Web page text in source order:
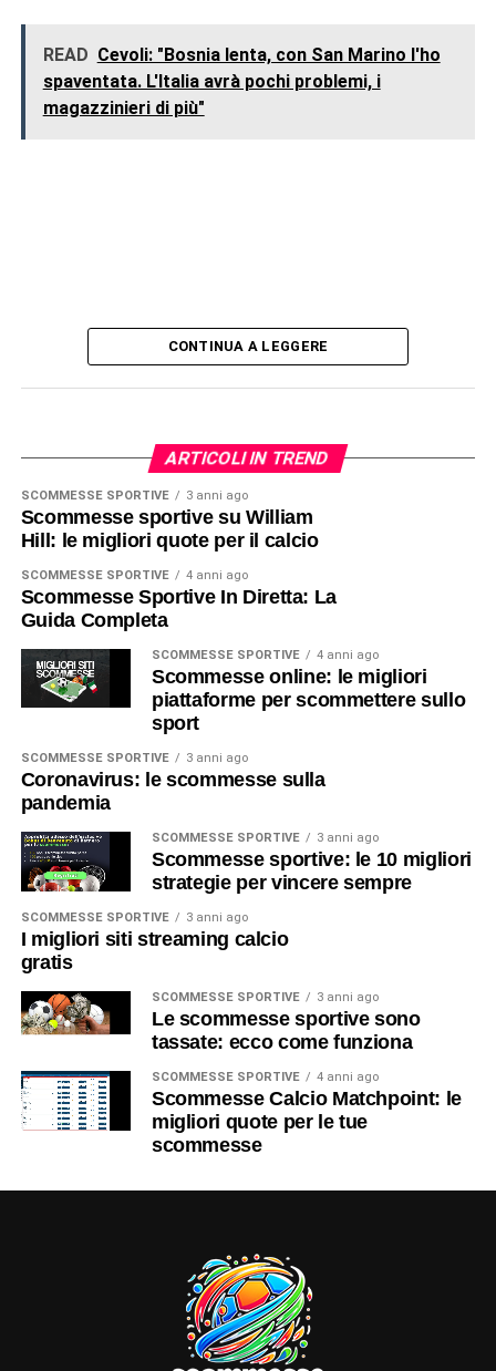
READ Cevoli: "Bosnia lenta, con San Marino l'ho
spaventata. L'Italia avrà pochi problemi, i
magazzinieri di più"
CONTINUA A LEGGERE
ARTICOLI IN TREND
SCOMMESSE SPORTIVE 3 anni ago
Scommesse sportive su William
Hill: le migliori quote per il calcio
SCOMMESSE SPORTIVE 4 anni ago
Scommesse Sportive In Diretta: La
Guida Completa
SCOMMESSE SPORTIVE 4 anni ago
Scommesse online: le migliori
piattaforme per scommettere sullo
sport
SCOMMESSE SPORTIVE 3 anni ago
Coronavirus: le scommesse sulla
pandemia
SCOMMESSE SPORTIVE 3 anni ago
Scommesse sportive: le 10 migliori
strategie per vincere sempre
SCOMMESSE SPORTIVE 3 anni ago
I migliori siti streaming calcio
gratis
SCOMMESSE SPORTIVE 3 anni ago
Le scommesse sportive sono
tassate: ecco come funziona
SCOMMESSE SPORTIVE 4 anni ago
Scommesse Calcio Matchpoint: le
migliori quote per le tue
scommesse